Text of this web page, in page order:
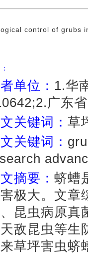
control of grubs
单位： 1.华
广东
关键词： 草
关键词：
摘要： 蛴螬
极大。文章
昆虫病原真
敌昆虫等生
草坪害虫蛴